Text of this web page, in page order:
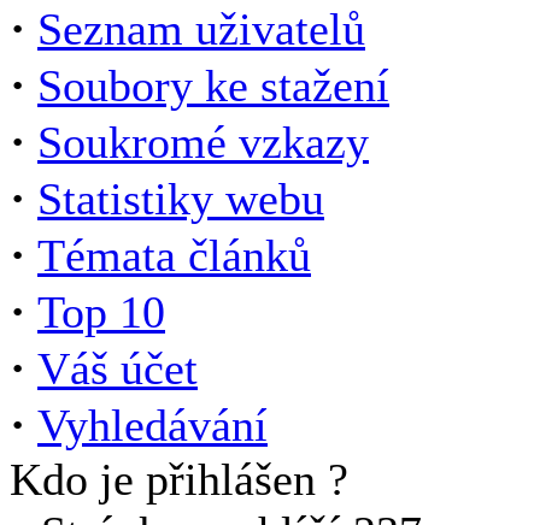
· Seznam uživatelů
· Soubory ke stažení
· Soukromé vzkazy
· Statistiky webu
· Témata článků
· Top 10
· Váš účet
· Vyhledávání
Kdo je přihlášen ?